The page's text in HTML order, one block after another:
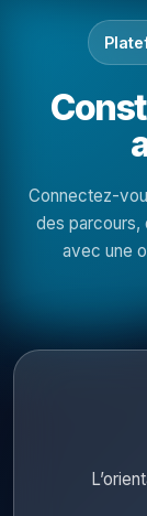
Connectez-
des parcours,
avec une